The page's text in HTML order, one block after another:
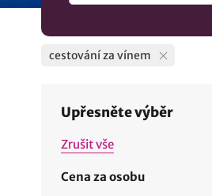
cestování za vínem
Upřesněte výběr
Zrušit vše
Cena za osobu